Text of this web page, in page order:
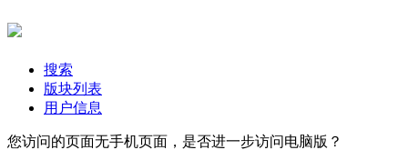
搜索
版块列表
用户信息
您访问的页面无手机页面，是否进一步访问电脑版？